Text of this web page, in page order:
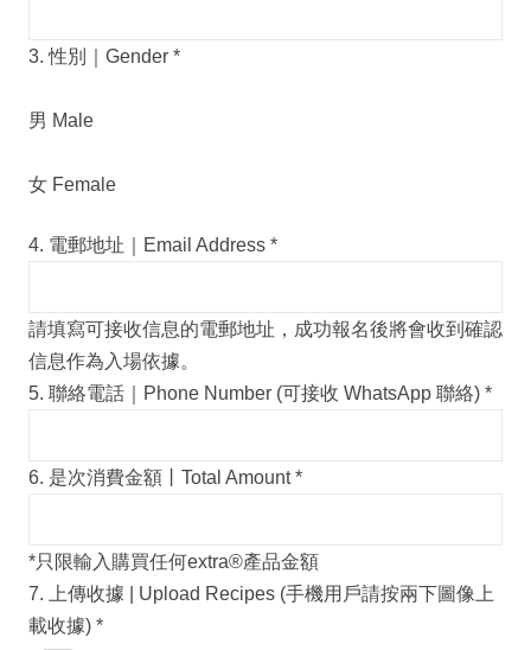
3. 性別｜Gender *
男 Male
女 Female
4. 電郵地址｜Email Address *
請填寫可接收信息的電郵地址，成功報名後將會收到確認
信息作為入場依據。
5. 聯絡電話｜Phone Number (可接收 WhatsApp 聯絡) *
6. 是次消費金額丨Total Amount*
*只限輸入購買任何extra®️產品金額
7. 上傳收據 | Upload Recipes (手機用戶請按兩下圖像上
載收據) *